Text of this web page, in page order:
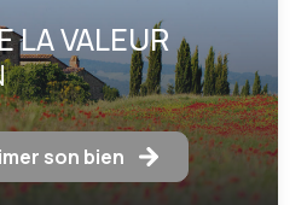
LA VALEUR
son bien